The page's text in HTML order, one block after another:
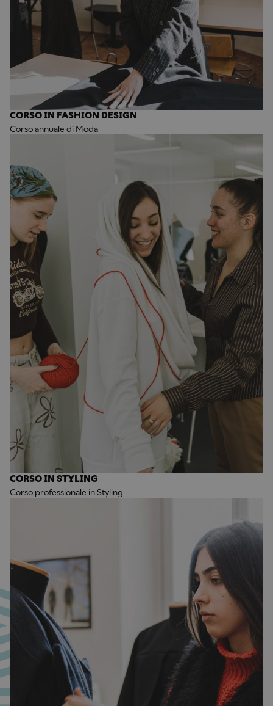
CORSO IN FASHION DESIGN
Corso annuale di Moda
CORSO IN STYLING
Corso professionale in Styling